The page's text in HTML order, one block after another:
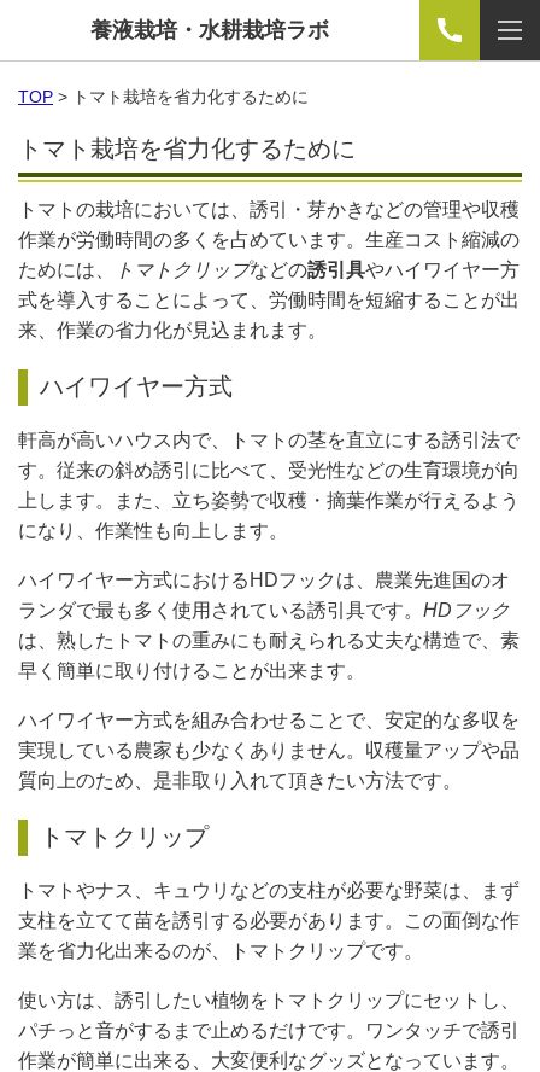
養液栽培・水耕栽培ラボ
TOP > トマト栽培を省力化するために
トマト栽培を省力化するために
トマトの栽培においては、誘引・芽かきなどの管理や収穫
作業が労働時間の多くを占めています。生産コスト縮減の
ためには、
トマトクリップなどの誘引具やハイワイヤー方
式を導入することによって、労働時間を短縮することが出
来、作業の省力化が見込まれます。
ハイワイヤー方式
軒高が高いハウス内で、トマトの茎を直立にする誘引法で
す。従来の斜め誘引に比べて、受光性などの生育環境が向
上します。また、立ち姿勢で収穫・摘葉作業が行えるよう
になり、作業性も向上します。
ハイワイヤー方式におけるHDフックは、農業先進国のオ
ランダで最も多く使用されている誘引具です。 HDフック
は、熟したトマトの重みにも耐えられる丈夫な構造で、素
早く簡単に取り付けることが出来ます。
ハイワイヤー方式を組み合わせることで、安定的な多収を
実現している農家も少なくありません。収穫量アップや品
質向上のため、是非取り入れて頂きたい方法です。
トマトクリップ
トマトやナス、キュウリなどの支柱が必要な野菜は、まず
支柱を立てて苗を誘引する必要があります。この面倒な作
業を省力化出来るのが、トマトクリップです。
使い方は、誘引したい植物をトマトクリップにセットし、
パチっと音がするまで止めるだけです。ワンタッチで誘引
作業が簡単に出来る、大変便利なグッズとなっています。